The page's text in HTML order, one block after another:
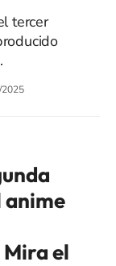
tercer
2025
anime
el